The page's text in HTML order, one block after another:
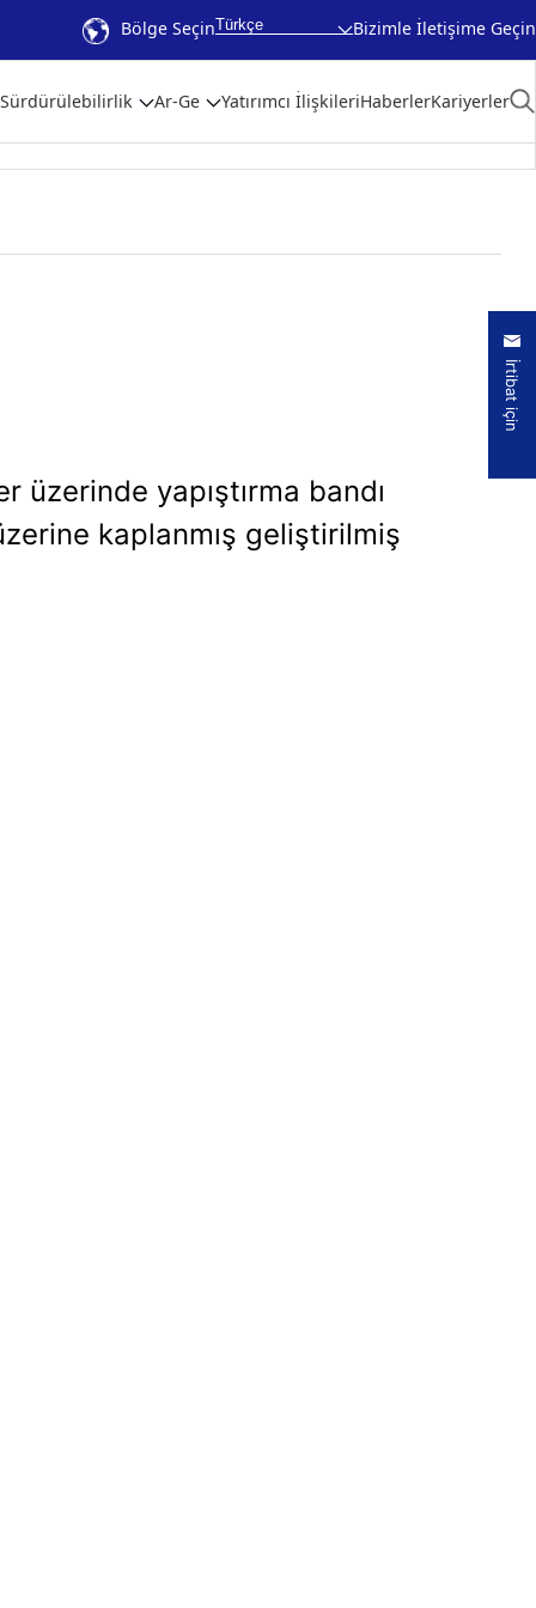
Bölge SeçinTürkçe Bizimle İletişime Geçin
Sürdürülebilirlik Ar-Ge Yatırımcı İlişkileriHaberlerKariyerler
yapıştırma bandı
kaplanmış geliştirilmiş
İrtibat için